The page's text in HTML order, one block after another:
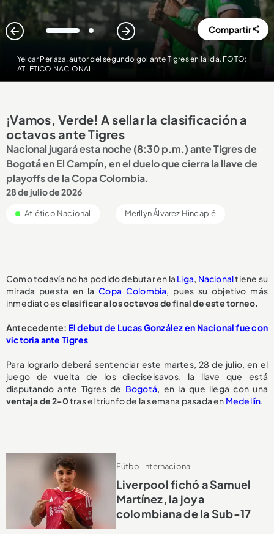
Yeicar Perlaza, autor del segundo gol ante Tigres en la ida. FOTO:
ATLÉTICO NACIONAL
1 2 Compartir
¡Vamos, Verde! A sellar la clasificación a
octavos ante Tigres
Nacional jugará esta noche (8:30 p.m.) ante Tigres de
Bogotá en El Campín, en el duelo que cierra la llave de
playoffs de la Copa Colombia.
28 de julio de 2026
Atlético Nacional Merllyn Álvarez Hincapié
Como todavía no ha podido debutar en la Liga, Nacionaltiene su
mirada puesta en laCopa Colombia, pues su objetivo más
inmediato esclasificar a los octavos de final de este torneo.
Antecedente: El debut de Lucas González en Nacional fue con
victoria ante Tigres
Para lograrlo deberá sentenciar este martes, 28 de julio, en el
juego de vuelta de los dieciseisavos, la llave que está
disputando ante Tigres de Bogotá, en la que llega con una
ventaja de 2-0tras el triunfo de la semana pasada en Medellín.
Fútbol internacional
Liverpool fichó a Samuel
Martínez, la joya
colombiana de la Sub-17